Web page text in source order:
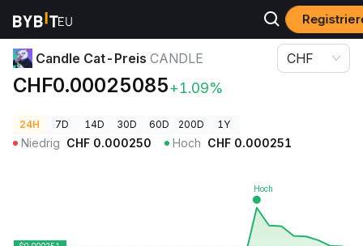
Krypto-Preise
Candle Cat-Preis CANDLE
CHF0.00025085+1.09%
CHF
24H 7D 14D 30D 60D 200D 1Y
Niedrig CHF 0.000250 Hoch CHF 0.000251